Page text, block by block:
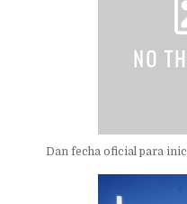
Dan fecha oficial para